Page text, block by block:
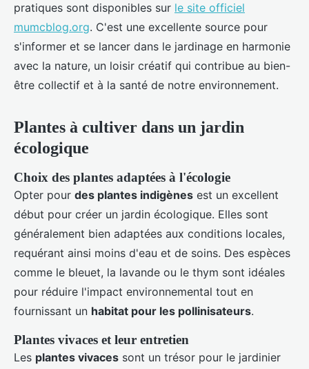
pratiques sont disponibles sur le site officiel
mumcblog.org. C'est une excellente source pour
s'informer et se lancer dans le jardinage en harmonie
avec la nature, un loisir créatif qui contribue au bien-
être collectif et à la santé de notre environnement.
Plantes à cultiver dans un jardin
écologique
Choix des plantes adaptées à l'écologie
Opter pour des plantes indigènes est un excellent
début pour créer un jardin écologique. Elles sont
généralement bien adaptées aux conditions locales,
requérant ainsi moins d'eau et de soins. Des espèces
comme le bleuet, la lavande ou le thym sont idéales
pour réduire l'impact environnemental tout en
fournissant un habitat pour les pollinisateurs.
Plantes vivaces et leur entretien
Les plantes vivaces sont un trésor pour le jardinier